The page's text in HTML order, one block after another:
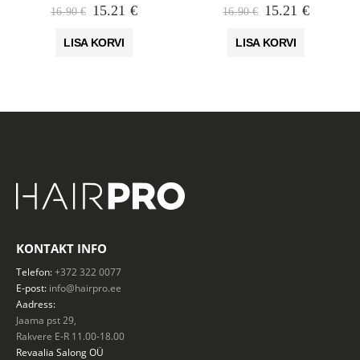
16.90€ Algne
oli:
15.21 €Praegune
LISA KORVI
16.90€ Algne
oli:
15.21 €
LISA KORVI
KONTAKT INFO
Telefon:+372 322 0077
E-post: info@hairpro.ee
Aadress:
Jaama pst 29,
Rakvere E-R 11.00-18.00
Revaalia SalongOÜ